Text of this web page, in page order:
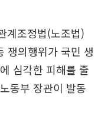
계조정법(노조법)
쟁의행위가 국민 생
심각한 피해를 줄
동부 장관이 발동